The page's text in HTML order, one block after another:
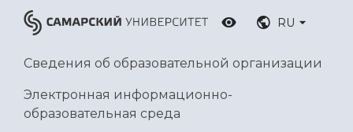
RU
Сведения об образовательной организации
Электронная информационно-
образовательная среда